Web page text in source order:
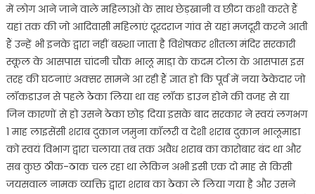
में लोग आने जाने वाले महिलाओं के साथ छेड़खानी व छीटा कशी करते हैं
यहां तक की जो आदिवासी महिलाएं दूरदराज गांव से यहां मजदूरी करने आती
हैं उन्हें भी इनके द्वारा नहीं बख्शा जाता है विशेषकर शीतला मंदिर सरकारी
स्कूल के आसपास चांदनी चौक भालू माडा़ के कदम टोला के आसपास इस
तरह की घटनाएं अक्सर सामने आ रही हैं ज्ञात हो कि पूर्व में नया ठेकेदार जो
लॉकडाउन से पहले ठेका लिया था वह लॉक डाउन होने की वजह से या
जिन कारणों से हो उसने ठेका छोड़ दिया इसके बाद सरकार ने स्वयं लगभग
1 माह लाइसेंसी शराब दुकान जमुना कॉलरी व देशी शराब दुकान भालूमाडा
को स्वयं विभाग द्वारा चलाया तब तक अवैध शराब का कारोबार बंद था और
सब कुछ ठीक-ठाक चल रहा था लेकिन अभी इसी एक दो माह से किसी
जयसवाल नामक व्यक्ति द्वारा शराब का ठेका ले लिया गया है और उसने